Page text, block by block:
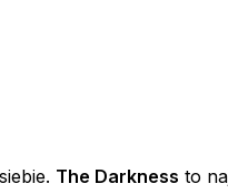
The Darkness to